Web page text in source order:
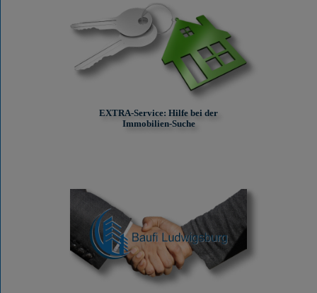
EXTRA-Service: Hilfe bei der
Immobilien-Suche